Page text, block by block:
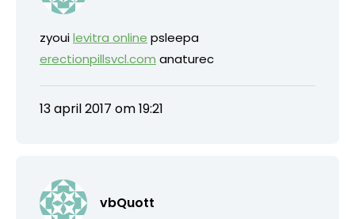
zyouilevitra online psleepa
erectionpillsvcl.com anaturec
13 april 2017 om 19:21
vbQuott